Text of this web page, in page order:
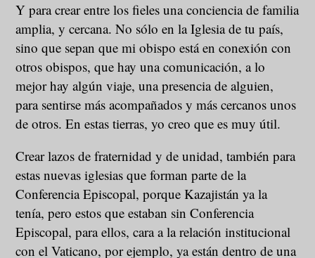
Y para crear entre los fieles una conciencia de familia
amplia, y cercana. No sólo en la Iglesia de tu país,
sino que sepan que mi obispo está en conexión con
otros obispos, que hay una comunicación, a lo
mejor hay algún viaje, una presencia de alguien,
para sentirse más acompañados y más cercanos unos
de otros. En estas tierras, yo creo que es muy útil.
Crear lazos de fraternidad y de unidad, también para
estas nuevas iglesias que forman parte de la
Conferencia Episcopal, porque Kazajistán ya la
tenía, pero estos que estaban sin Conferencia
Episcopal, para ellos, cara a la relación institucional
con el Vaticano, por ejemplo, ya están dentro de una